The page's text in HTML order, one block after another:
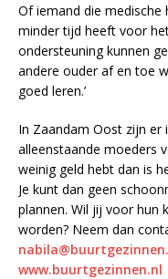
Of iemand die
minder tijd heeft voor
ondersteuning kunnen
andere ouder af en toe
goed leren.’
In Zaandam Oost zijn er
alleenstaande moeders
weinig geld hebt dan is
Je kunt dan geen
plannen. Wil jij voor hun
worden? Neem dan
www.buurtgezinnen.nl